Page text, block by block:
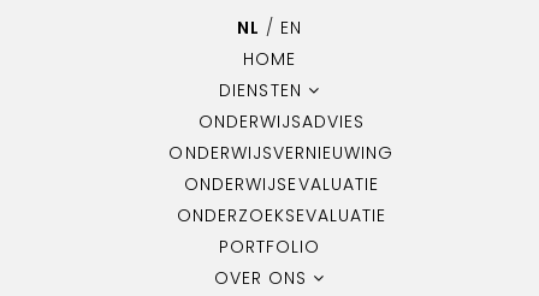
NL / EN
HOME
DIENSTEN
ONDERWIJSADVIES
ONDERWIJSVERNIEUWING
ONDERWIJSEVALUATIE
ONDERZOEKSEVALUATIE
PORTFOLIO
OVER ONS